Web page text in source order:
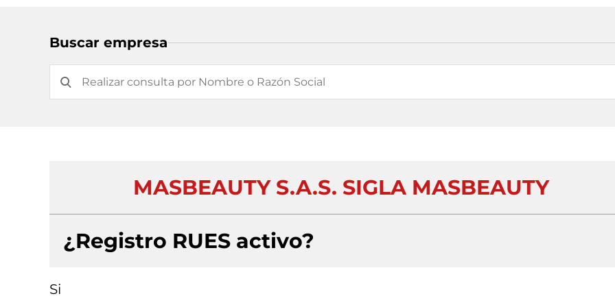
Buscar empresa
MASBEAUTY S.A.S. SIGLA MASBEAUTY
¿Registro RUES activo?
Si